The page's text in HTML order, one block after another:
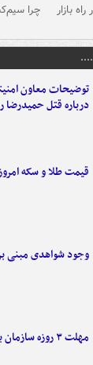
بازار چرا
توضیحات معاون
درباره قتل حمیدرضا
قیمت طلا و سکه امروز ۱۴۰۵/۰۵/
وجود شواهدی مبنی بر
مهلت ۳ روزه سازمان بورس به هلدینگ خلیج فارس